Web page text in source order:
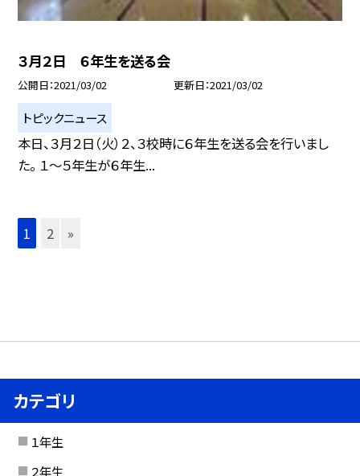
３月２日 ６年生を送る会
公開日 2021/03/02 更新日 2021/03/02
トピックニュース
本日、３月２日（火）２、３校時に６年生を送る会を行いまし
た。 １〜５年生が６年生...
1 2 »
カテゴリ
１年生
２年生